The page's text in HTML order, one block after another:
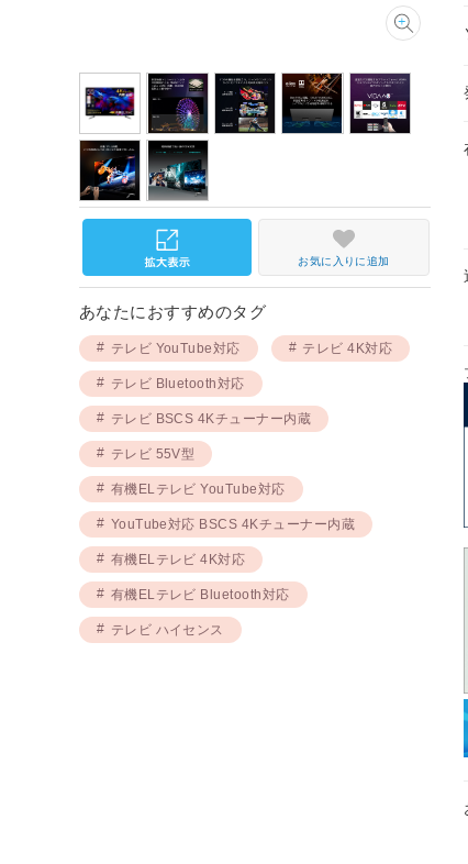
お気に入りに追加
あなたにおすすめのタグ
テレビ YouTube対応 テレビ 4K対応
テレビ Bluetooth対応
テレビ BSCS 4Kチューナー内蔵
テレビ 55V型
有機ELテレビ YouTube対応
YouTube対応 BSCS 4Kチューナー内蔵
有機ELテレビ 4K対応
有機ELテレビ Bluetooth対応
テレビ ハイセンス